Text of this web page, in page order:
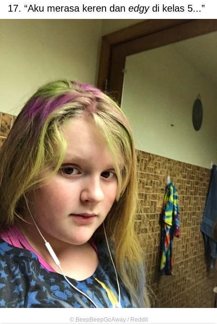
17. “Aku merasa keren dan edgy di kelas 5...”
© BeepBeepGoAway / Reddit